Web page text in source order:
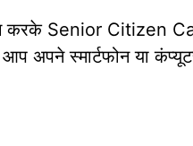
करके Senior Citizen
अपने स्मार्टफोन या